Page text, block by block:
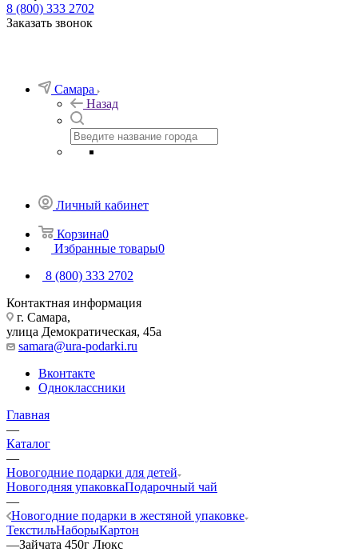
8 (800) 333 2702
Заказать звонок
Самара
Назад
Личный кабинет
Корзина0
Избранные товары0
8 (800) 333 2702
Контактная информация
г. Самара,
улица Демократическая, 45а
samara@ura-podarki.ru
Вконтакте
Одноклассники
Главная
—
Каталог
—
Новогодние подарки для детей
Новогодняя упаковкаПодарочный чай
—
Новогодние подарки в жестяной упаковке
ТекстильНаборыКартон
—Зайчата 450г Люкс